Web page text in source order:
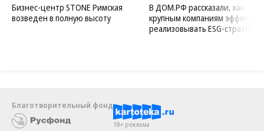
Бизнес-центр STONE Римская
возведен в полную высоту
В ДОМ.РФ рассказали, как
крупным компаниям
реализовывать ESG-стратегию
Благотворительный фонд
18+ реклама